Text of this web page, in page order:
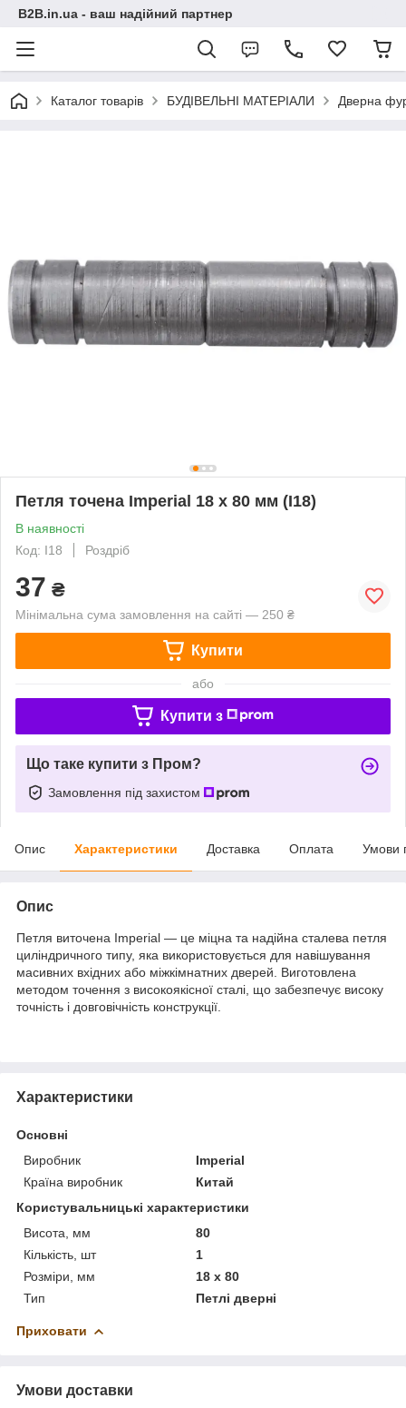
B2B.in.ua - ваш надійний партнер
Каталог товарів БУДІВЕЛЬНІ МАТЕРІАЛИ Дверна
Петля точена Imperial 18 x 80 мм (I18)
В наявності
Код: I18
Роздріб
37 ₴
Мінімальна сума замовлення на сайті — 250 ₴
Купити
або
Купити з
Що таке купити з Пром?
Замовлення під захистом
Опис Характеристики Доставка Оплата Умови
Опис
Петля виточена Imperial — це міцна та надійна сталева петля
циліндричного типу, яка використовується для навішування
масивних вхідних або міжкімнатних дверей. Виготовлена
методом точення з високоякісної сталі, що забезпечує високу
точність і довговічність конструкції.
Характеристики
Основні
Виробник
Imperial
Країна виробник
Китай
Користувальницькі характеристики
Висота, мм
80
Кількість, шт
1
Розміри, мм
18 x 80
Тип
Петлі дверні
Приховати
Умови доставки